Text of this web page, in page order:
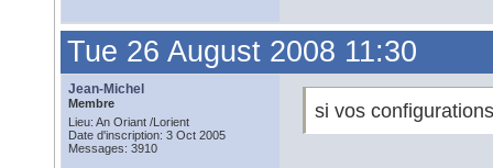
Tue 26 August 2008 11:30
Jean-Michel
Membre
Lieu: An Oriant /Lorient
Date d'inscription: 3 Oct 2005
Messages: 3910
si vos